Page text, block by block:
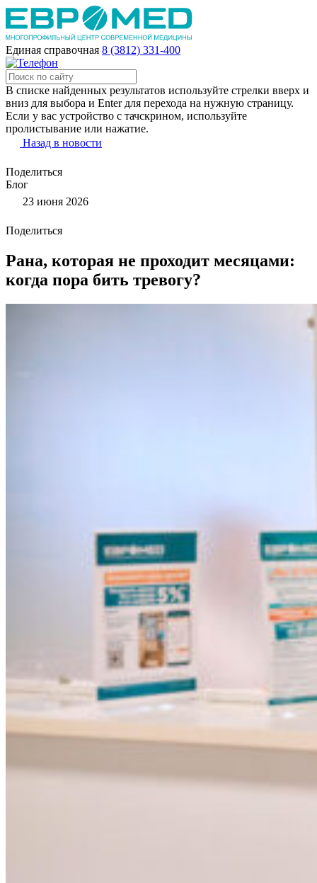
Единая справочная 8 (3812) 331-400
В списке найденных результатов используйте стрелки вверх и
вниз для выбора и Enter для перехода на нужную страницу.
Если у вас устройство с тачскрином, используйте
пролистывание или нажатие.
Назад в новости
Поделиться
Блог
23 июня 2026
Поделиться
Рана, которая не проходит месяцами:
когда пора бить тревогу?